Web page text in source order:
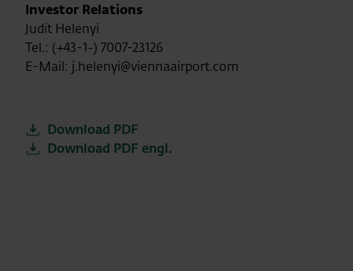
Investor Relations
Judit Helenyi
Tel.: (+43-1-) 7007-23126
E-Mail: j.helenyi@viennaairport.com
Download PDF
Download PDF engl.